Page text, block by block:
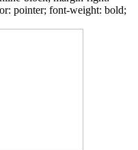
pointer; font-weight: bold;